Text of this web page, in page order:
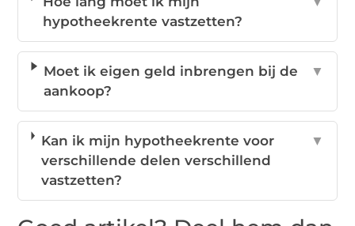
hypotheekrente vastzetten?
Moet ik eigen geld inbrengen bij de
aankoop?
▼
Kan ik mijn hypotheekrente voor
verschillende delen verschillend
vastzetten?
▼